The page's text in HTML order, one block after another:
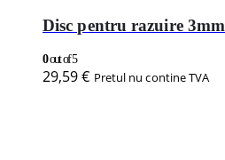
Disc pentru razuire 3mm
0out of 5
29,59€ Pretul nu contine TVA